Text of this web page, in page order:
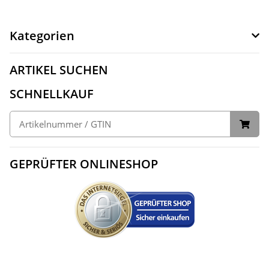
Kategorien
ARTIKEL SUCHEN
SCHNELLKAUF
GEPRÜFTER ONLINESHOP